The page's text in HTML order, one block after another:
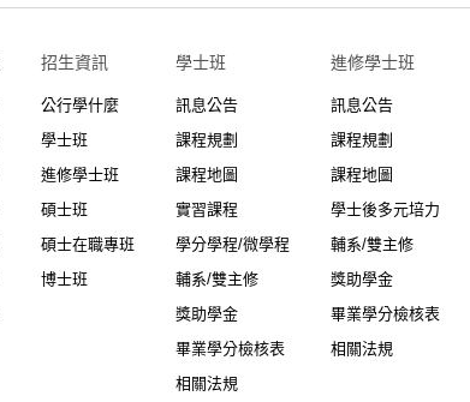
招生資訊
公行學什麼
學士班
進修學士班
碩士班
碩士在職專班
博士班
學士班⠀⠀
訊息公告
課程規劃
課程地圖
實習課程
學分學程/微學程
輔系/雙主修
獎助學金
畢業學分檢核表
相關法規
進修學士班
訊息公告
課程規劃
課程地圖
學士後多元培力
輔系/雙主修
獎助學金
畢業學分檢核表
相關法規